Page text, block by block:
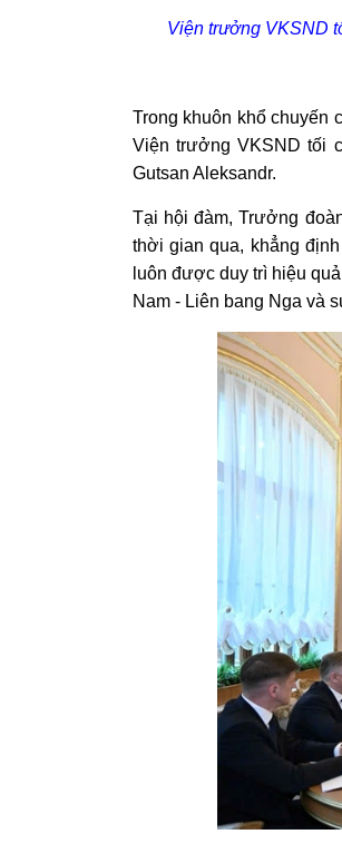
Viện trưởng VKSND
Trong khuôn khổ chuyến
Viện trưởng VKSND tối
Gutsan Aleksandr.
Tại hội đàm, Trưởng
thời gian qua, khẳng
luôn được duy trì hiệu
Nam - Liên bang Nga và